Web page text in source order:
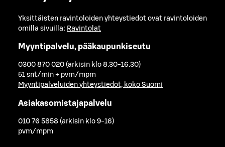
Yksittäisten ravintoloiden yhteystiedot ovat ravintoloiden
omilla sivuilla: Ravintolat
Myyntipalvelu, pääkaupunkiseutu
0300 870 020 (arkisin klo 8.30-16.30)
51 snt/min + pvm/mpm
Myyntipalveluiden yhteystiedot, koko Suomi
Asiakasomistajapalvelu
010 76 5858 (arkisin klo 9-16)
pvm/mpm